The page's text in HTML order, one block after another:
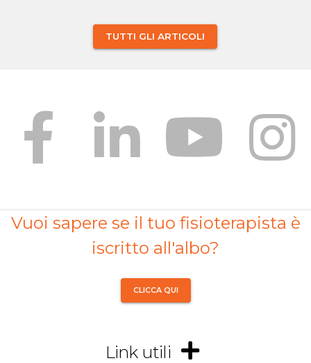
TUTTI GLI ARTICOLI
Vuoi sapere se il tuo fisioterapista è
iscritto all'albo?
CLICCA QUI
Link utili